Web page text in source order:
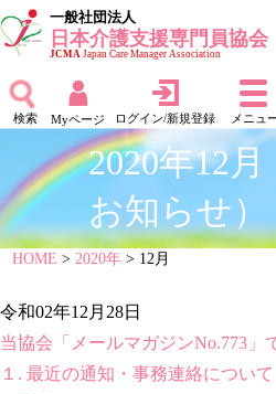
一般社団法人
日本介護支援専門員協会
JCMAJapan Care Manager Association
検索 Myページ ログイン/新規登録 メニュ
2020年12
お知らせ）
HOME >2020年 > 12月
令和02年12月28日
当協会「メールマガジンNo.773」
１. 最近の通知・事務連絡について